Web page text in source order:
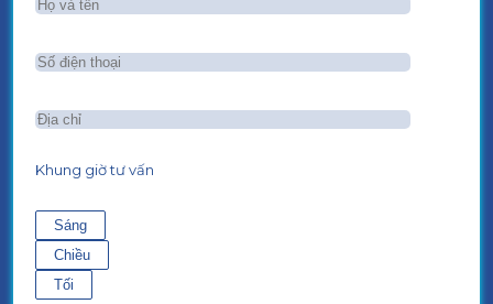
Khung giờ tư vấn
Sáng
Chiều
Tối